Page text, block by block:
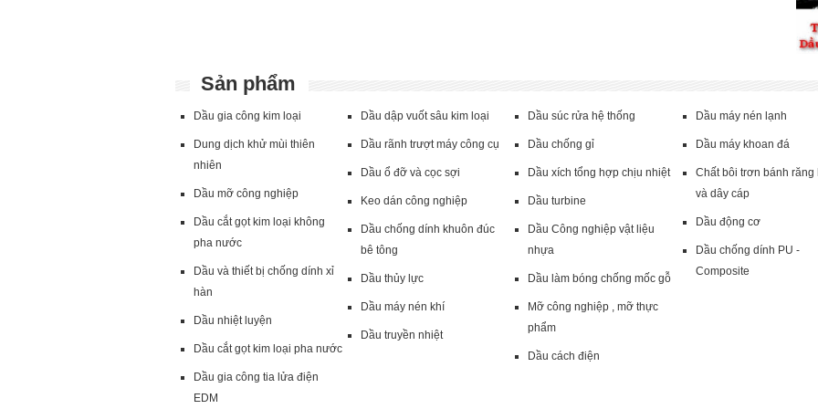
Sản phẩm
Dầu gia công kim loại
Dung dịch khử mùi thiên
nhiên
Dầu mỡ công nghiệp
Dầu cắt gọt kim loại không
pha nước
Dầu và thiết bị chống dính xỉ
hàn
Dầu nhiệt luyện
Dầu cắt gọt kim loại pha nước
Dầu gia công tia lửa điện
EDM
Dầu dập vuốt sâu kim loại
Dầu rãnh trượt máy công cụ
Dầu ổ đỡ và cọc sợi
Keo dán công nghiệp
Dầu chống dính khuôn đúc
bê tông
Dầu thủy lực
Dầu máy nén khí
Dầu truyền nhiệt
Dầu súc rửa hệ thống
Dầu chống gỉ
Dầu xích tổng hợp chịu nhiệt
Dầu turbine
Dầu Công nghiệp vật liệu
nhựa
Dầu làm bóng chống mốc gỗ
Mỡ công nghiệp , mỡ thực
phẩm
Dầu cách điện
Dầu máy nén lạnh
Dầu máy khoan đá
Chất bôi trơn bánh răng
và dây cáp
Dầu động cơ
Dầu chống dính PU -
Composite